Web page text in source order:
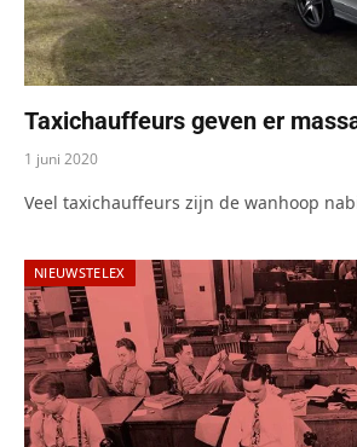
Taxichauffeurs geven er
1 juni 2020
Veel taxichauffeurs zijn de wanhoop
NIEUWSTELEX